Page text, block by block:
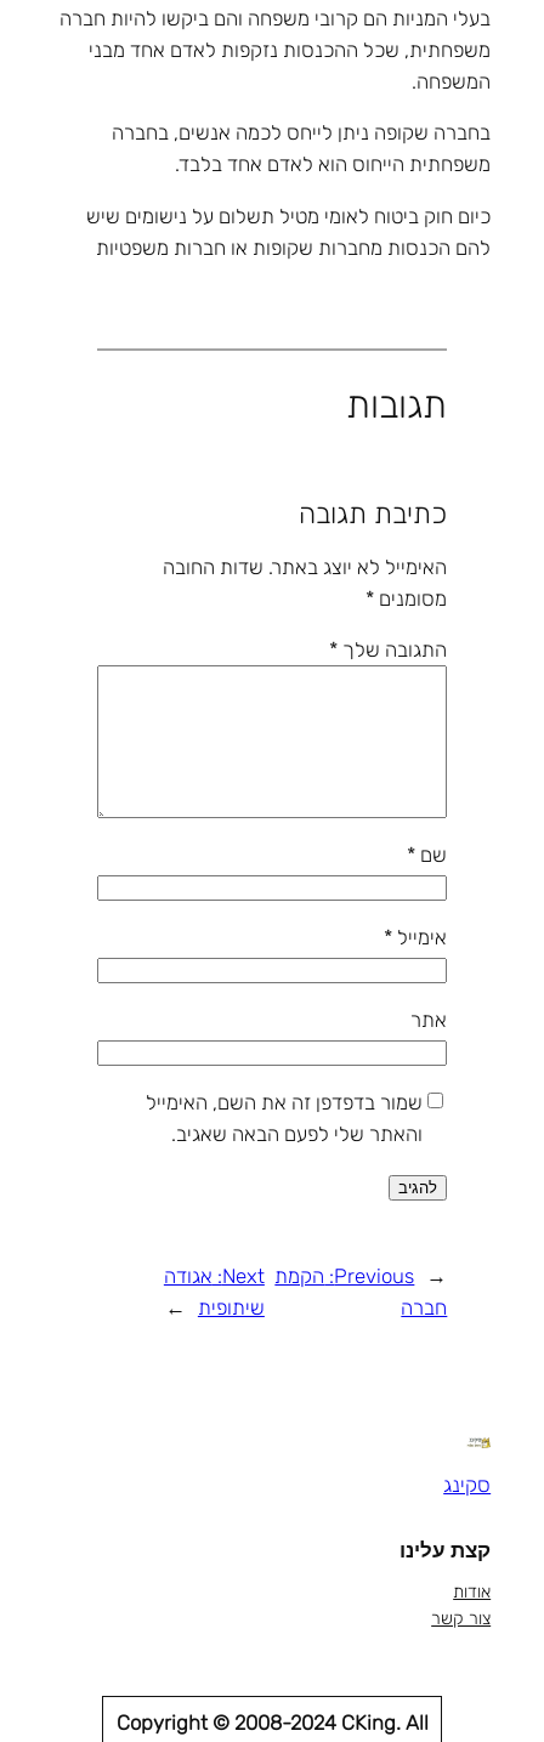
בעלי המניות הם קרובי משפחה והם ביקשו להיות חברה
משפחתית, שכל ההכנסות נזקפות לאדם אחד מבני
המשפחה.
בחברה שקופה ניתן לייחס לכמה אנשים, בחברה
משפחתית הייחוס הוא לאדם אחד בלבד.
כיום חוק ביטוח לאומי מטיל תשלום על נישומים שיש
להם הכנסות מחברות שקופות או חברות משפטיות
תגובות
כתיבת תגובה
האימייל לא יוצג באתר. שדות החובה
מסומנים *
התגובה שלך *
שם *
אימייל *
אתר
שמור בדפדפן זה את השם, האימייל
והאתר שלי לפעם הבאה שאגיב.
←
Previous: הקמת
חברה
Next: אגודה
שיתופית
→
סקינג
קצת עלינו
אודות
צור קשר
Copyright © 2008-2024 CKing. All